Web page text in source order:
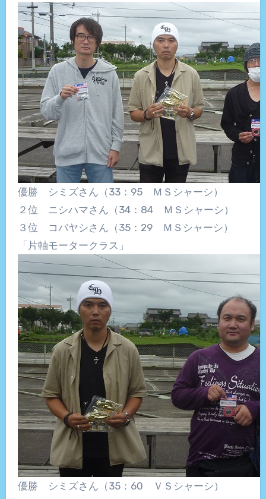
優勝 シミズさん（33：95 ＭＳシャーシ）
２位 ニシハマさん（34：84 ＭＳシャーシ）
３位 コバヤシさん（35：29 ＭＳシャーシ）
「片軸モータークラス」
優勝 シミズさん（35：60 ＶＳシャーシ）